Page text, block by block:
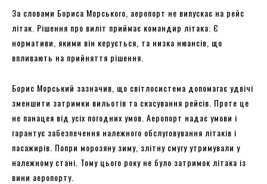
За словами Бориса Морського, аеропорт не випускає на рейс
літак. Рішення про виліт приймає командир літака. Є
нормативи, якими він керується, та низка нюансів, що
впливають на прийняття рішення.
Борис Морський зазначив, що світлосистема допомагає удвічі
зменшити затримки вильотів та скасування рейсів. Проте це
не панацея від усіх погодних умов. Аеропорт надає умови і
гарантує забезпечення належного обслуговування літаків і
пасажирів. Попри морозяну зиму, злітну смугу утримували у
належному стані. Тому цього року не було затримок літака із
вини аеропорту.